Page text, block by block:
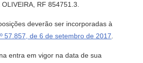
RF 854751.3.
deverão ser incorporadas à
57.857, de 6 de setembro de 2017
entra em vigor na data de sua